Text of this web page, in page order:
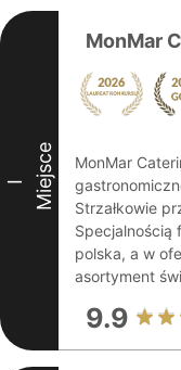
I Miejsce
MonMar
MonMar
Strzałkowie
Specjalnością
polska, a w
asortyment
9.9